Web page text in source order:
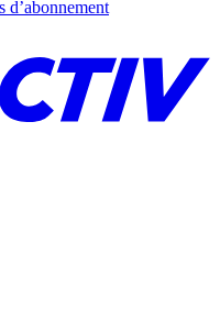
d’abonnement